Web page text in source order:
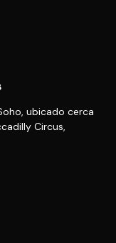
ubicado cerca
Circus,